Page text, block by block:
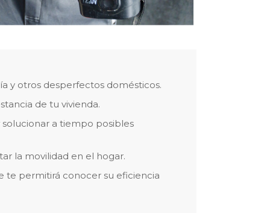
y otros desperfectos domésticos.
de tu vivienda.
solucionar a tiempo posibles
la movilidad en el hogar.
te permitirá conocer su eficiencia